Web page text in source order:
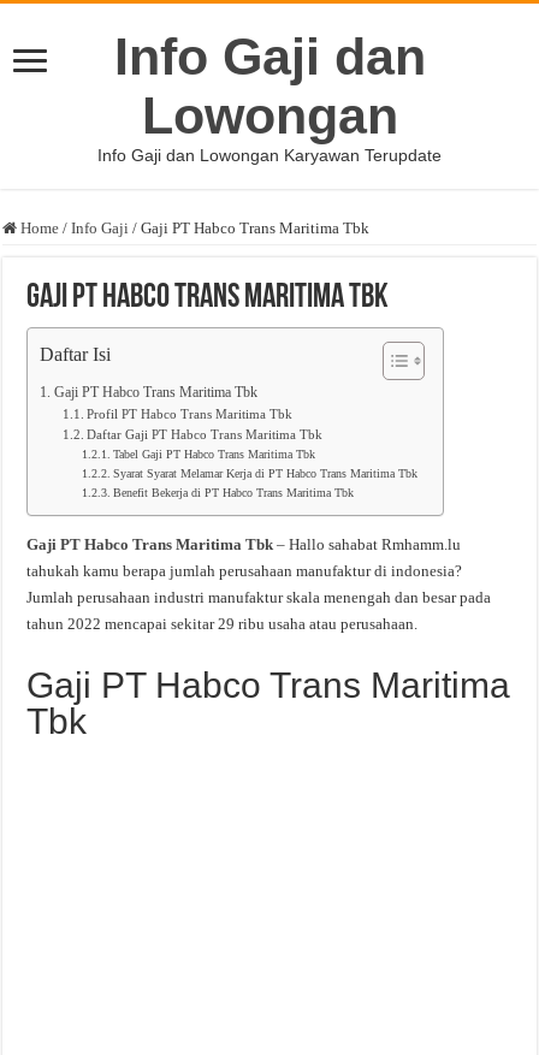
Info Gaji dan
Lowongan
Info Gaji dan Lowongan Karyawan Terupdate
Home / Info Gaji / Gaji PT Habco Trans Maritima Tbk
Gaji PT Habco Trans Maritima Tbk
Daftar Isi
Gaji PT Habco Trans Maritima Tbk
Profil PT Habco Trans Maritima Tbk
Daftar Gaji PT Habco Trans Maritima Tbk
Tabel Gaji PT Habco Trans Maritima Tbk
Syarat Syarat Melamar Kerja di PT Habco Trans Maritima Tbk
Benefit Bekerja di PT Habco Trans Maritima Tbk
Gaji PT Habco Trans Maritima Tbk – Hallo sahabat Rmhamm.lu
tahukah kamu berapa jumlah perusahaan manufaktur di indonesia?
Jumlah perusahaan industri manufaktur skala menengah dan besar pada
tahun 2022 mencapai sekitar 29 ribu usaha atau perusahaan.
Gaji PT Habco Trans Maritima
Tbk